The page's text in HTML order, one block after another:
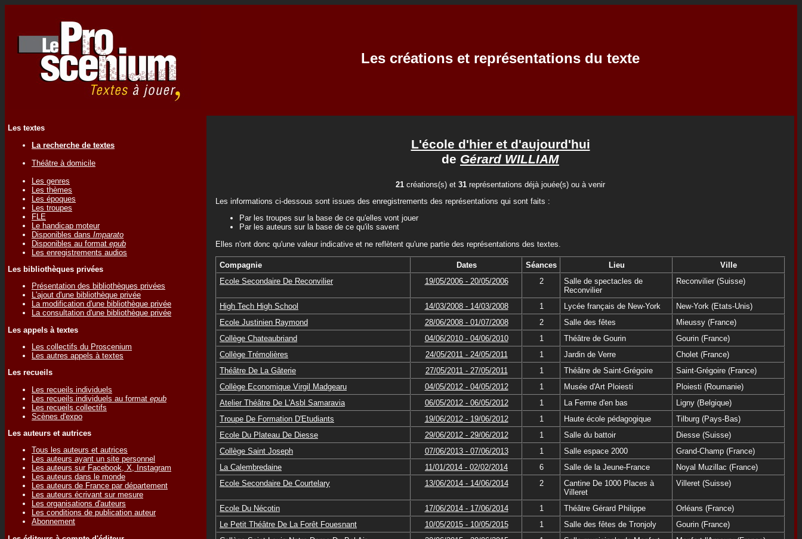
Les créations et représentations du texte
Les textes
La recherche de textes
Théâtre à domicile
Les genres
Les thèmes
Les époques
Les troupes
FLE
Le handicap moteur
Disponibles dans Imparato
Disponibles au format epub
Les enregistrements audios
Les bibliothèques privées
Présentation des bibliothèques privées
L'ajout d'une bibliothèque privée
La modification d'une bibliothèque privée
La consultation d'une bibliothèque privée
Les appels à textes
Les collectifs du Proscenium
Les autres appels à textes
Les recueils
Les recueils individuels
Les recueils individuels au format epub
Les recueils collectifs
Scènes d'expo
Les auteurs et autrices
Tous les auteurs et autrices
Les auteurs ayant un site personnel
Les auteurs sur Facebook, X, Instagram
Les auteurs dans le monde
Les auteurs de France par département
Les auteurs écrivant sur mesure
Les organisations d'auteurs
Les conditions de publication auteur
Abonnement
L'école d'hier et d'aujourd'hui
de Gérard WILLIAM
21 créations(s) et 31 représentations déjà jouée(s) ou à venir
Les informations ci-dessous sont issues des enregistrements des représentations qui sont faits :
Par les troupes sur la base de ce qu'elles vont jouer
Par les auteurs sur la base de ce qu'ils savent
Elles n'ont donc qu'une valeur indicative et ne reflètent qu'une partie des représentations des textes.
Compagnie Dates Séances Lieu
Ville
Ecole Secondaire De Reconvilier
19/05/2006 - 20/05/2006 2
Salle de spectacles de
Reconvilier
Reconvilier (Suisse)
High Tech High School 14/03/2008 - 14/03/2008 1 Lycée français de New-York
New-York (Etats-Unis)
Ecole Justinien Raymond
28/06/2008 - 01/07/2008 2 Salle des fêtes
Mieussy (France)
Collège Chateaubriand
04/06/2010 - 04/06/2010 1 Théâtre de Gourin
Gourin (France)
Collège Trémolières
24/05/2011 - 24/05/2011 1 Jardin de Verre
Cholet (France)
Théâtre De La Gâterie
27/05/2011 - 27/05/2011 1 Théâtre de Saint-Grégoire
Saint-Grégoire (France)
Collège Economique Virgil Madgearu
04/05/2012 - 04/05/2012 1 Musée d'Art Ploiesti
Ploiesti (Roumanie)
Atelier Théâtre De L'Asbl Samaravia
06/05/2012 - 06/05/2012 1 La Ferme d'en bas
Ligny (Belgique)
Troupe De Formation D'Etudiants
19/06/2012 - 19/06/2012 1 Haute école pédagogique
Tilburg (Pays-Bas)
Ecole Du Plateau De Diesse
29/06/2012 - 29/06/2012 1 Salle du battoir
Diesse (Suisse)
Collège Saint Joseph
07/06/2013 - 07/06/2013 1 Salle espace 2000
Grand-Champ (France)
La Calembredaine
11/01/2014 - 02/02/2014 6 Salle de la Jeune-France
Noyal Muzillac (France)
Ecole Secondaire De Courtelary
13/06/2014 - 14/06/2014 2
Cantine De 1000 Places à
Villeret
Villeret (Suisse)
Ecole Du Nécotin 17/06/2014 - 17/06/2014 1 Théâtre Gérard Philippe
Orléans (France)
Le Petit Théâtre De La Forêt Fouesnant
10/05/2015 - 10/05/2015 1 Salle des fêtes de Tronjoly
Gourin (France)